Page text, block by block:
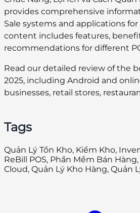
provides comprehensive
Sale systems and applications for
content includes features,
recommendations for different
Read our detailed review of the
2025, including Android and
businesses, retail stores,
Tags
Quản Lý Tồn Kho, Kiểm Kho,
ReBill POS, Phần Mềm Bán
Cloud, Quản Lý Kho Hàng, Quản